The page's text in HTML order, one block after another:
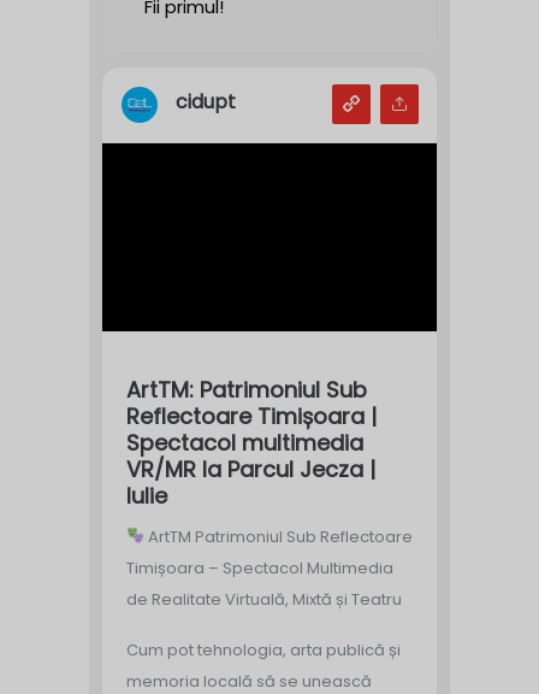
Fii primul!
cidupt
ArtTM: Patrimoniul Sub
Reflectoare Timișoara |
Spectacol multimedia
VR/MR la Parcul Jecza |
Iulie
ArtTM Patrimoniul Sub Reflectoare
Timișoara – Spectacol Multimedia
de Realitate Virtuală, Mixtă și Teatru
Cum pot tehnologia, arta publică și
memoria locală să se unească